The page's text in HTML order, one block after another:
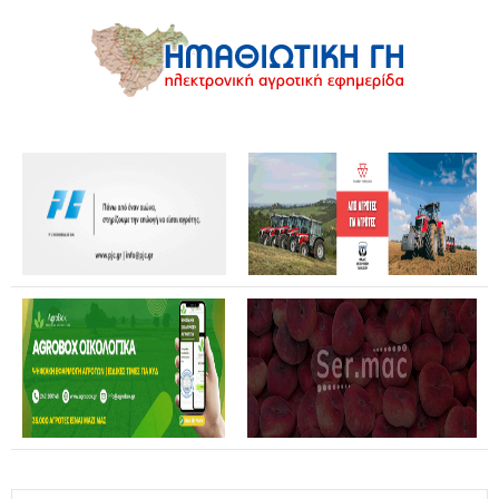
Θανάσης Καββαδάς: Θωρακίζεται όλη η χώρα απέναντι